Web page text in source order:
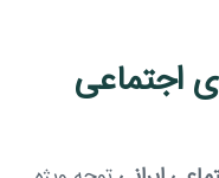
اجتماعی